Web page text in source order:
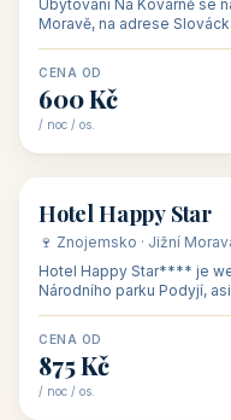
Ubytování Na Kovárně se
Moravě, na adrese
CENA OD
600 Kč
/ noc / os.
🏨 hotel
Hotel Happy Star
🍷 Znojemsko · Jižní
Hotel Happy Star**** je
Národního parku Podyjí,
CENA OD
875 Kč
/ noc / os.